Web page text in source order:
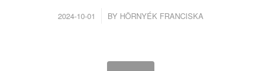
2024-10-01
/ BY HÖRNYÉK FRANCISKA